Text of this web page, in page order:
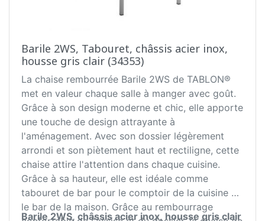
Barile 2WS, Tabouret, châssis acier inox,
housse gris clair (34353)
La chaise rembourrée Barile 2WS de TABLON®
met en valeur chaque salle à manger avec goût.
Grâce à son design moderne et chic, elle apporte
une touche de design attrayante à
l'aménagement. Avec son dossier légèrement
arrondi et son piètement haut et rectiligne, cette
chaise attire l'attention dans chaque cuisine.
Grâce à sa hauteur, elle est idéale comme
tabouret de bar pour le comptoir de la cuisine et
le bar de la maison. Grâce au rembourrage
Barile 2WS, châssis acier inox, housse gris clair